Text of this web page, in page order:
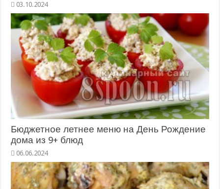
Бюджетное летнее меню на День Рождение
дома из 9+ блюд